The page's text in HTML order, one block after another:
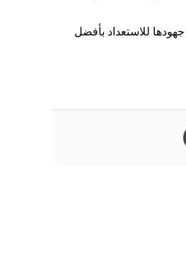
للاستعداد بأفضل